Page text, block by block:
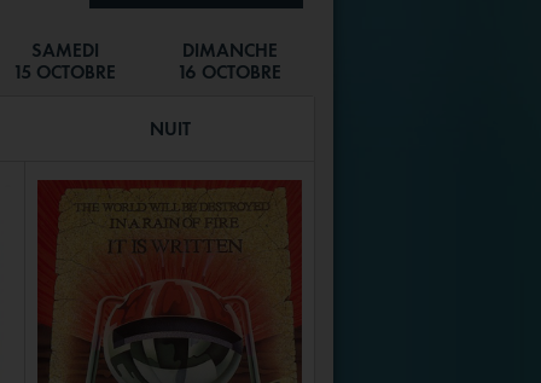
SAMEDI
15 OCTOBRE
DIMANCHE
16 OCTOBRE
NUIT